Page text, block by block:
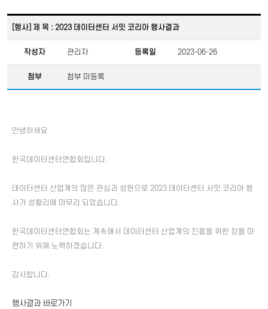
[행사] 제 목 : 2023 데이터센터 서밋 코리아 행사결과
작성자 관리자 등록일 2023-06-26
첨부 첨부 미등록
안녕하세요
한국데이터센터연합회입니다.
데이터센터 산업계의 많은 관심과 성원으로 2023 데이터센터 서밋 코리아 행
사가 성황리에 마무리 되었습니다.
한국데이터센터연합회는 계속해서 데이터센터 산업계의 진흥을 위한 장을 마
련하기 위해 노력하겠습니다.
감사합니다.
행사결과 바로가기